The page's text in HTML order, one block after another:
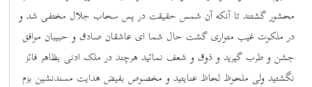
محشور گشتند تا آنکه آن شمس حقیقت در پس سحاب جلال مختفی شد و
در ملکوت غیب متواری گشت حال شما ای عاشقان صادق و حبیبان موافق
جشن و طرب گیرید و ذوق و شعف نمائید هرچند در ملک ادنی بظاهر فائز
نگشتید ولی ملحوظ لحاظ عنایتید و مخصوص بفیض هدایت مسندنشین بزم